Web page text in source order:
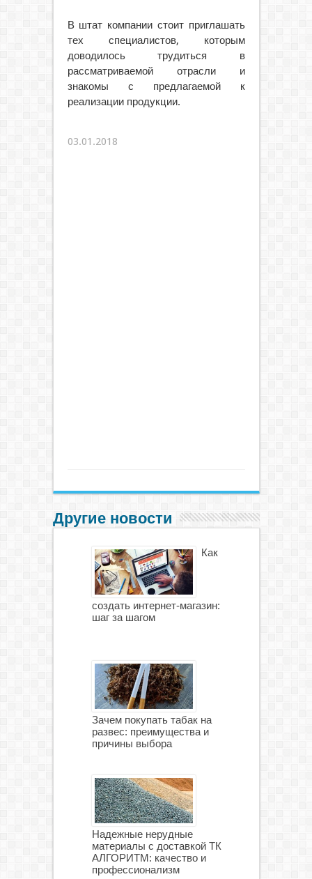
В штат компании стоит приглашать
тех специалистов, которым
доводилось трудиться в
рассматриваемой отрасли и
знакомы с предлагаемой к
реализации продукции.
03.01.2018
Другие новости
Как
создать интернет-магазин:
шаг за шагом
Зачем покупать табак на
развес: преимущества и
причины выбора
Надежные нерудные
материалы с доставкой ТК
АЛГОРИТМ: качество и
профессионализм